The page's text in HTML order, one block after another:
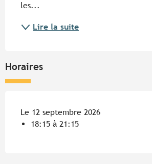
les...
Lire la suite
Horaires
Le 12 septembre 2026
18:15 à 21:15